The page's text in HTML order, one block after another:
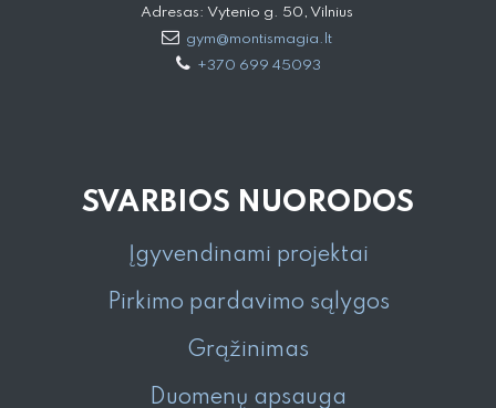
Adresas: Vytenio g. 50, Vilnius
gym@montismagia.lt
+370 699 45093
SVARBIOS NUORODOS
Įgyvendinami projektai
Pirkimo pardavimo sąlygos
Grąžinimas
Duomenų apsauga